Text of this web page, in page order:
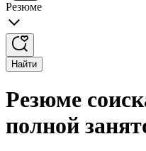
Резюме
Найти
Резюме
полной